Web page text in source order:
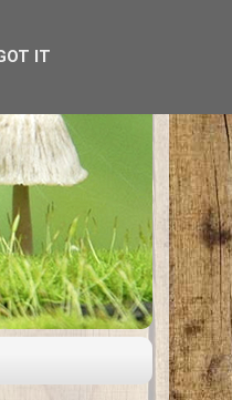
IT